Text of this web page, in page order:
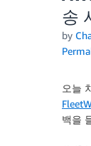
송
by
오늘
백을